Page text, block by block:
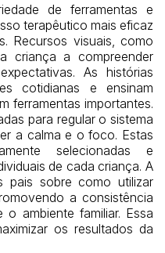
de ferramentas e
terapêutico mais eficaz
Recursos visuais, como
criança a compreender
As histórias
cotidianas e ensinam
ferramentas importantes.
para regular o sistema
a calma e o foco. Estas
selecionadas e
de cada criança. A
pais sobre como utilizar
a consistência
ambiente familiar. Essa
os resultados da